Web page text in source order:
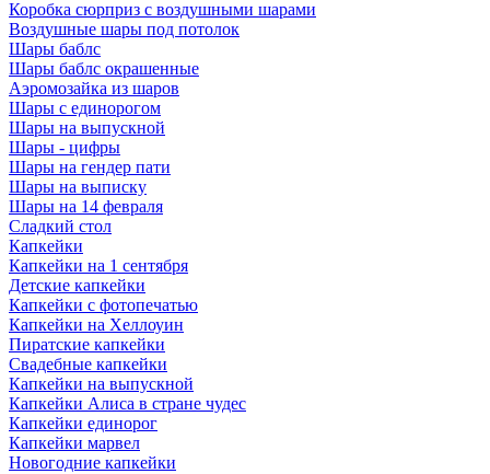
Коробка сюрприз с воздушными шарами
Воздушные шары под потолок
Шары баблс
Шары баблс окрашенные
Аэромозайка из шаров
Шары с единорогом
Шары на выпускной
Шары - цифры
Шары на гендер пати
Шары на выписку
Шары на 14 февраля
Сладкий стол
Капкейки
Капкейки на 1 сентября
Детские капкейки
Капкейки с фотопечатью
Капкейки на Хеллоуин
Пиратские капкейки
Свадебные капкейки
Капкейки на выпускной
Капкейки Алиса в стране чудес
Капкейки единорог
Капкейки марвел
Новогодние капкейки